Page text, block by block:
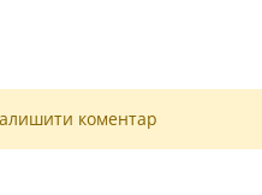
коментар